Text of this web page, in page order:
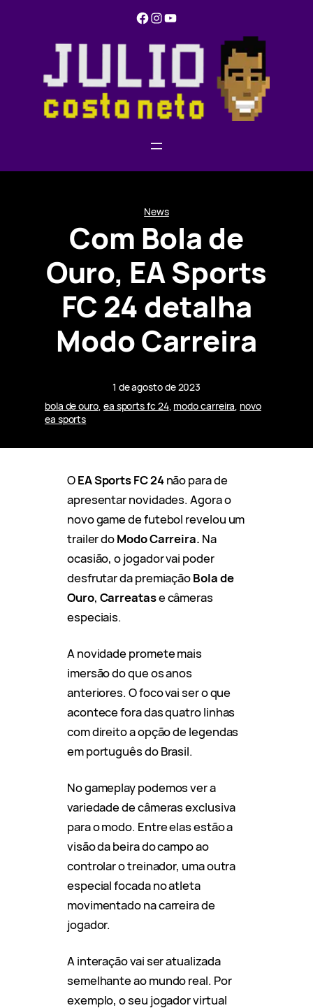
Facebook Instagram YouTube
News
Com Bola de
Ouro, EA Sports
FC 24 detalha
Modo Carreira
1 de agosto de 2023
bola de ouro, ea sports fc 24, modo carreira, novo
ea sports
OEA Sports FC 24não para de
apresentar novidades. Agora o
novo game de futebol revelou um
trailer doModo Carreira. Na
ocasião, o jogador vai poder
desfrutar da premiaçãoBola de
Ouro, Carreatase câmeras
especiais.
A novidade promete mais
imersão do que os anos
anteriores. O foco vai ser o que
acontece fora das quatro linhas
com direito a opção de legendas
em português do Brasil.
No gameplay podemos ver a
variedade de câmeras exclusiva
para o modo. Entre elas estão a
visão da beira do campo ao
controlar o treinador, uma outra
especial focada no atleta
movimentado na carreira de
jogador.
A interação vai ser atualizada
semelhante ao mundo real. Por
exemplo, o seu jogador virtual